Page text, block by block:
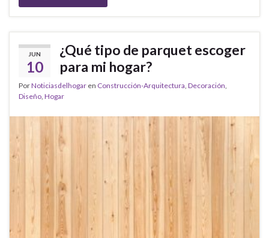
JUN
10
¿Qué tipo de parquet escoger
para mi hogar?
PorNoticiasdelhogar en Construcción-Arquitectura, Decoración,
Diseño, Hogar